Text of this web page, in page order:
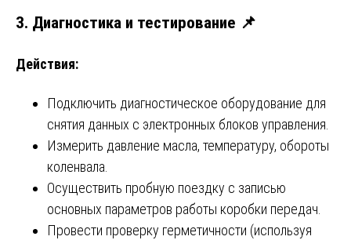
3. Диагностика и тестирование 📌
Действия:
Подключить диагностическое оборудование для
снятия данных с электронных блоков управления.
Измерить давление масла, температуру, обороты
коленвала.
Осуществить пробную поездку с записью
основных параметров работы коробки передач.
Провести проверку герметичности (используя